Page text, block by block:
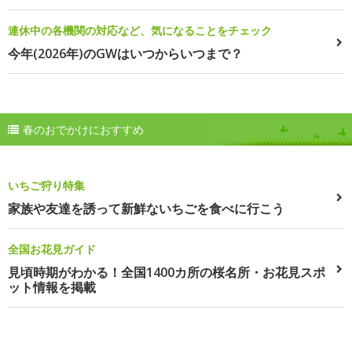
連休中の各機関の対応など、気になることをチェック
今年(2026年)のGWはいつからいつまで？
春のおでかけにおすすめ
いちご狩り特集
家族や友達を誘って新鮮ないちごを食べに行こう
全国お花見ガイド
見頃時期がわかる！全国1400カ所の桜名所・お花見スポ
ット情報を掲載